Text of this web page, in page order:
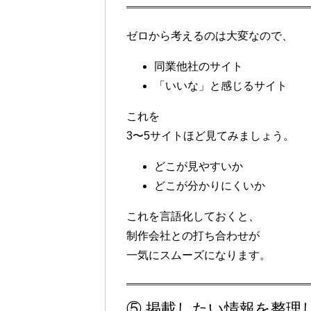
ゼロから考えるのは大変なので、
同業他社のサイト
「いいな」と感じるサイト
これを
3〜5サイトほど見てみましょう。
どこが見やすいか
どこが分かりにくいか
これを言語化しておくと、
制作会社との打ち合わせが
一気にスムーズになります。